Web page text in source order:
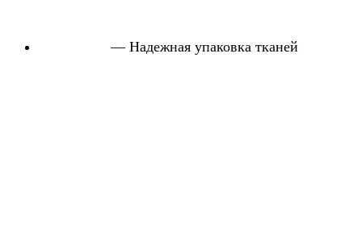
— Надежная упаковка тканей